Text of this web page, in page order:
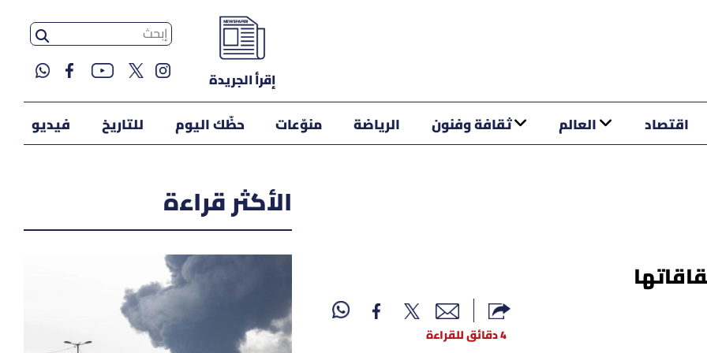
إقرأ الجريدة
اقتصاد العالم ثقافة وفنون الرياضة منوّعات حظّك اليوم للتاريخ فيديو
4 دقائق للقراءة
الأكثر قراءة